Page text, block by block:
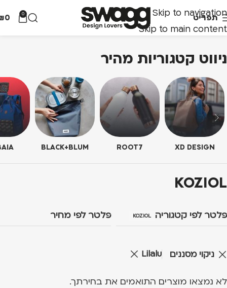
Skip to navigation
Skip to main content
תפריט 0
0
ניווט קטגוריות מהיר
XD DESIGN
ROOT7
BLACK+BLUM
KOZIOL
פלטר לפי קטגוריה KOZIOL פלטר לפי מחיר
ניקוי מסננים Lilalu
לא נמצאו מוצרים התואמים את בחירתך.